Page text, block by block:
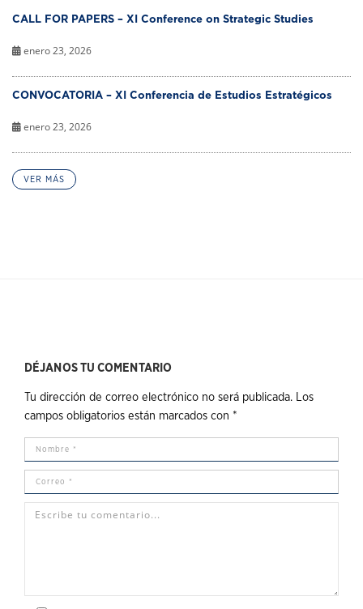
CALL FOR PAPERS – XI Conference on Strategic Studies
enero 23, 2026
CONVOCATORIA – XI Conferencia de Estudios Estratégicos
enero 23, 2026
VER MÁS
DÉJANOS TU COMENTARIO
Tu dirección de correo electrónico no será publicada.
Los
campos obligatorios están marcados con *